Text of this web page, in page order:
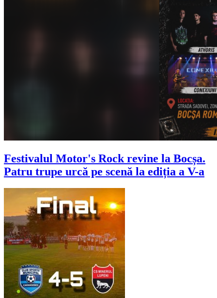
Festivalul Motor's Rock revine la Bocșa.
Patru trupe urcă pe scenă la ediția a V-a